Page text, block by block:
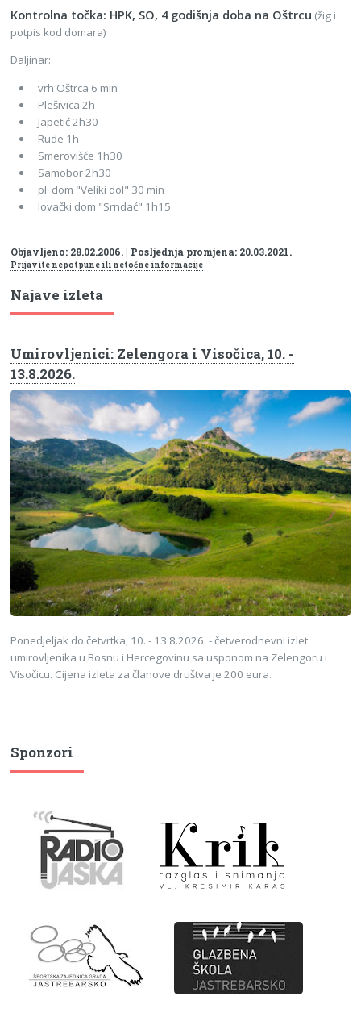
Kontrolna točka: HPK, SO, 4 godišnja doba na Oštrcu (žig i
potpis kod domara)
Daljinar:
vrh Oštrca 6 min
Plešivica 2h
Japetić 2h30
Rude 1h
Smerovišće 1h30
Samobor 2h30
pl. dom "Veliki dol" 30 min
lovački dom "Srndać" 1h15
Objavljeno: 28.02.2006. | Posljednja promjena: 20.03.2021.
Prijavite nepotpune ili netočne informacije
Najave izleta
Umirovljenici: Zelengora i Visočica, 10. -
13.8.2026.
Ponedjeljak do četvrtka, 10. - 13.8.2026. - četverodnevni izlet
umirovljenika u Bosnu i Hercegovinu sa usponom na Zelengoru i
Visočicu. Cijena izleta za članove društva je 200 eura.
Sponzori